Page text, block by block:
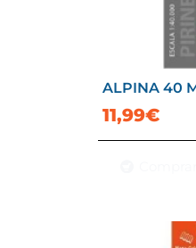
ALPINA 40
11,99€